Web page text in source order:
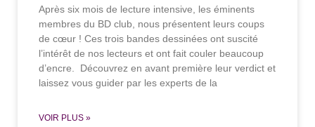
Après six mois de lecture intensive, les éminents
membres du BD club, nous présentent leurs coups
de cœur ! Ces trois bandes dessinées ont suscité
l’intérêt de nos lecteurs et ont fait couler beaucoup
d’encre. Découvrez en avant première leur verdict et
laissez vous guider par les experts de la
VOIR PLUS »